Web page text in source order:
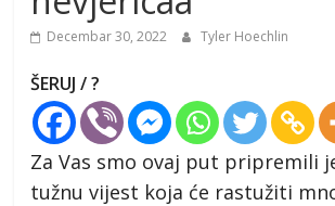
Decembar 30, 2022 Tyler Hoechlin
ŠERUJ / ?
Za Vas smo ovaj put pripremili
tužnu vijest koja će rastužiti